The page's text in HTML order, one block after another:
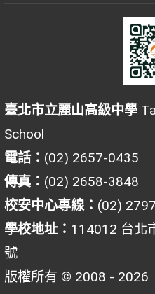
臺北市立麗山高級中學
School
電話： (02) 2657-0435
傳真： (02) 2658-3848
校安中心專線： (02)
學校地址： 114012 台北
號
版權所有 © 2008 - 2026